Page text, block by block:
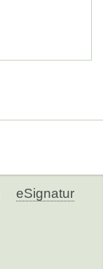
eSignatur